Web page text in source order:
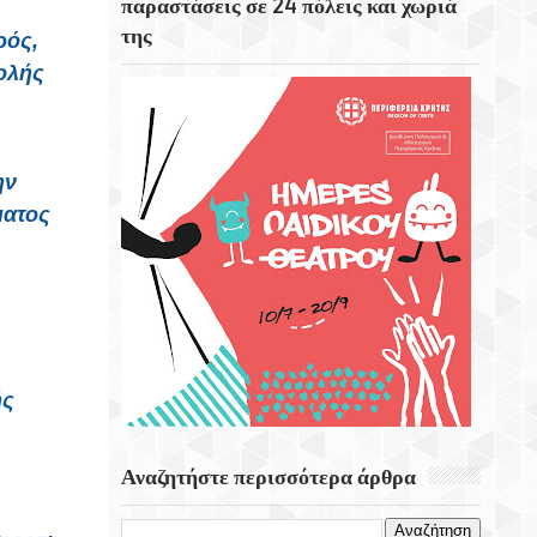
Σαν Σήμερα 6 Αυγούστου Εγκαινιάζεται Ο
Πρώτος Δικτυακός Τόπος Στην Ιστορία
Του Διαδικτύου
6 Αυγούστου 1945 Η Ημέρα Που Το
Αμερικανικό Βομβαρδιστικό «Enola Gay»
Σκόρπισε Τον Θάνατο Στη Χιροσίμα
Η Στοκχόλμη Η Πρωτεύουσα Της
Σουηδίας
παραστάσεις σε 24 πόλεις και χωριά
της
Αναζητήστε περισσότερα άρθρα